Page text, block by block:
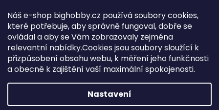
Náš e-shop bighobby.cz používá soubory cookies,
které potřebuje, aby správně fungoval, dobře se
ovládal a aby se Vám zobrazovaly zejména
relevantní nabídky.Cookies jsou soubory sloužící k
přizpůsobení obsahu webu, k měření jeho funkčnosti
a obecně k zajištění vaší maximální spokojenosti.
Nastavení
Jak vybrat správné servo?
Najít správné servo
Copyright (c) 2016 -2026 Big hobby.cz - všechna práva